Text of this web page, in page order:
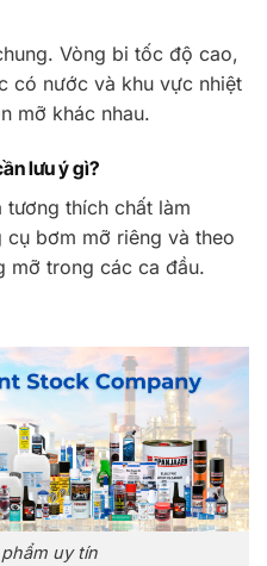
Vòng bi tốc độ cao,
có nước và khu vực nhiệt
mỡ khác nhau.
lưu ý gì?
tương thích chất làm
cụ bơm mỡ riêng và theo
mỡ trong các ca đầu.
uy tín